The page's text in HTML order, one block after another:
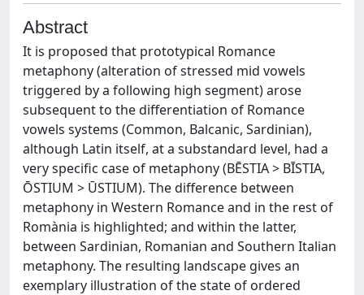
Abstract
It is proposed that prototypical Romance
metaphony (alteration of stressed mid vowels
triggered by a following high segment) arose
subsequent to the differentiation of Romance
vowels systems (Common, Balcanic, Sardinian),
although Latin itself, at a substandard level, had a
very specific case of metaphony (BĒSTIA > BĪSTIA,
ŌSTIUM > ŪSTIUM). The difference between
metaphony in Western Romance and in the rest of
Romània is highlighted; and within the latter,
between Sardinian, Romanian and Southern Italian
metaphony. The resulting landscape gives an
exemplary illustration of the state of ordered